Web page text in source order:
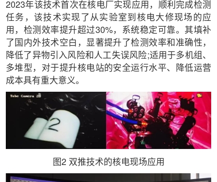
2023年该技术首次在核电厂实现应用，顺利完成检测
任务，该技术实现了从实验室到核电大修现场的应
用，检测效率提升超过30%，系统稳定可靠。其填补
了国内外技术空白，显著提升了检测效率和准确性，
降低了异物引入风险和人工失误风险;适用于多机组、
多堆型，对于提升核电站的安全运行水平、降低运营
成本具有重大意义。
图2 双推技术的核电现场应用